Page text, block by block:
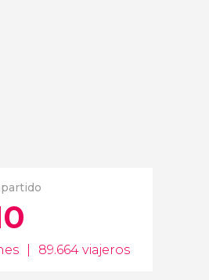
89.664 viajeros